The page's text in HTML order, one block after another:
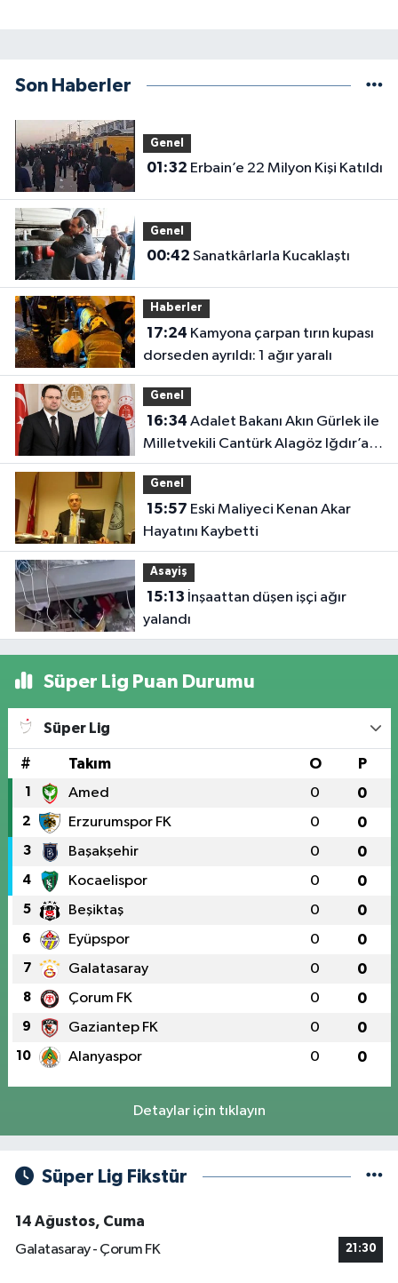
Son Haberler
Genel
01:32 Erbain’e 22 Milyon Kişi Katıldı
Genel
00:42 Sanatkârlarla Kucaklaştı
Haberler
17:24
dorseden ayrıldı: 1 ağır yaralı
Genel
16:34
Milletvekili Cantürk Alagöz Iğdır’a
Geliyor
Genel
15:57
Hayatını Kaybetti
Asayiş
15:13
yalandı
Süper Lig Puan Durumu
Süper Lig
# Takım O P
1 Amed 0 0
2 Erzurumspor FK 0 0
3 Başakşehir 0 0
4 Kocaelispor 0 0
5 Beşiktaş 0 0
6 Eyüpspor 0 0
7 Galatasaray 0 0
8 Çorum FK 0 0
9 Gaziantep FK 0 0
10 Alanyaspor 0 0
Detaylar için tıklayın
Süper Lig Fikstür
14 Ağustos, Cuma
Galatasaray - Çorum FK
21:30